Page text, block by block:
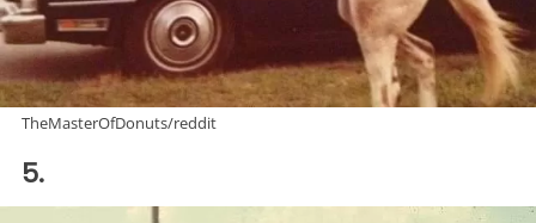
TheMasterOfDonuts/reddit
5.